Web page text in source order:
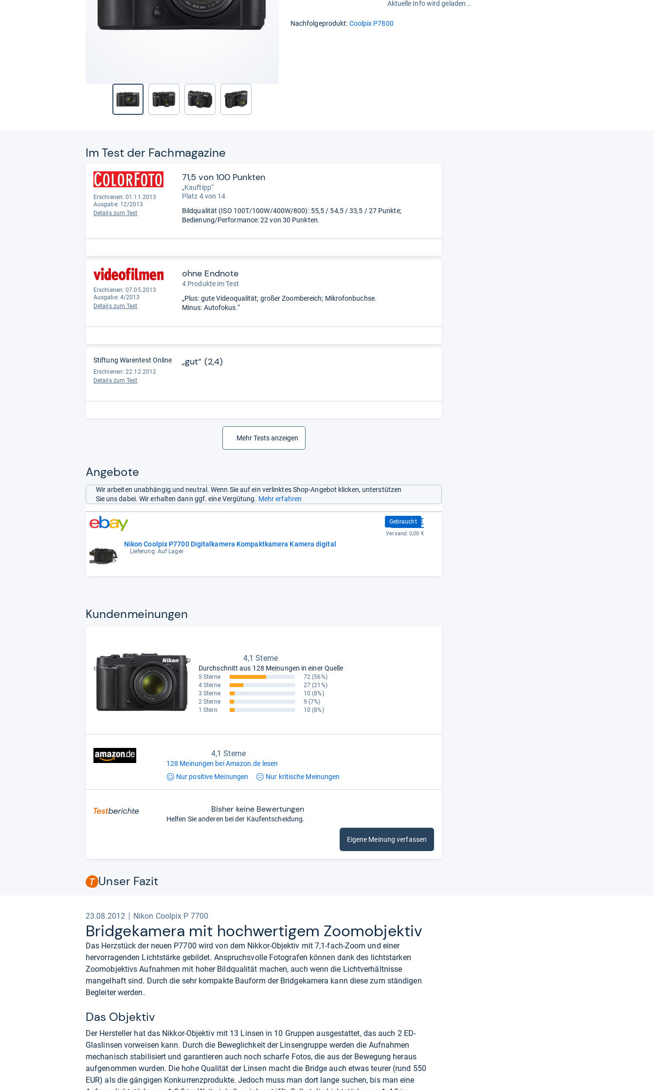
Aktuelle Info wird geladen...
Nachfolgeprodukt: Coolpix P7800
Im Test der Fach­ma­ga­zine
Erschienen: 01.11.2013
Ausgabe: 12/2013
Details zum Test
71,5 von 100 Punkten
„Kauftipp“
Platz 4 von 14
Bildqualität (ISO 100T/100W/400W/800): 55,5 / 54,5 / 33,5 / 27 Punkte;
Bedienung/Performance: 22 von 30 Punkten.
Erschienen: 07.05.2013
Ausgabe: 4/2013
Details zum Test
ohne Endnote
4 Produkte im Test
„Plus: gute Videoqualität; großer Zoombereich; Mikrofonbuchse.
Minus: Autofokus.“
Stiftung Warentest Online
Erschienen: 22.12.2012
Details zum Test
„gut“ (2,4)
Mehr Tests anzeigen
Angebote
Wir arbeiten unabhängig und neutral. Wenn Sie auf ein verlinktes Shop-Angebot klicken, unterstützen
Sie uns dabei. Wir erhalten dann ggf. eine Vergütung. Mehr erfahren
Nikon Coolpix P7700 Digitalkamera Kompaktkamera Kamera digital
Lieferung: Auf Lager
Gebraucht
389,00 €
Versand:0,00 €
Kun­den­mei­nun­gen
4,1 Sterne
Durchschnitt aus 128 Meinungen in einer Quelle
5 Sterne 72 (56%)
4 Sterne
27 (21%)
3 Sterne
10 (8%)
2 Sterne
9 (7%)
1 Stern
10 (8%)
4,1 Sterne
128 Meinungen bei Amazon.de lesen
Nur positive Meinungen Nur kritische Meinungen
Bisher keine Bewertungen
Helfen Sie anderen bei der Kaufentscheidung.
Eigene Meinung verfassen
Unser Fazit
23.08.2012 Nikon Coolpix P 7700
Bridge­ka­mera mit hoch­wer­ti­gem Zoo­m­ob­jek­tiv
Das Herzstück der neuen P7700 wird von dem Nikkor-Objektiv mit 7,1-fach-Zoom und einer
hervorragenden Lichtstärke gebildet. Anspruchsvolle Fotografen können dank des lichtstarken
Zoomobjektivs Aufnahmen mit hoher Bildqualität machen, auch wenn die Lichtverhältnisse
mangelhaft sind. Durch die sehr kompakte Bauform der Bridgekamera kann diese zum ständigen
Begleiter werden.
Das Objektiv
Der Hersteller hat das Nikkor-Objektiv mit 13 Linsen in 10 Gruppen ausgestattet, das auch 2 ED-
Glaslinsen vorweisen kann. Durch die Beweglichkeit der Linsengruppe werden die Aufnahmen
mechanisch stabilisiert und garantieren auch noch scharfe Fotos, die aus der Bewegung heraus
aufgenommen wurden. Die hohe Qualität der Linsen macht die Bridge auch etwas teurer (rund 550
EUR) als die gängigen Konkurrenzprodukte. Jedoch muss man dort lange suchen, bis man eine